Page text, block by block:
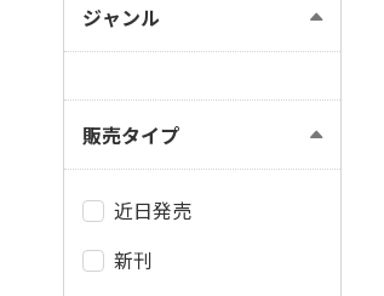
ジャンル
販売タイプ
近日発売
新刊